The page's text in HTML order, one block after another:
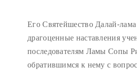
Его Святейшество Далай-лама
драгоценные наставления
последователям Ламы Сопы
обратившимся к нему с